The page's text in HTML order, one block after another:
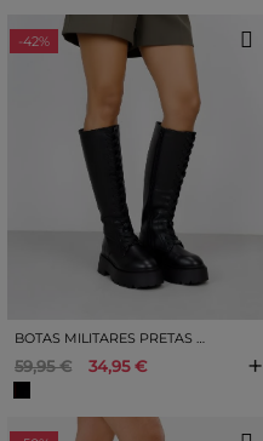
-42%
BOTAS MILITARES PRETAS COM CADARÇO E ZÍPER
59,95 € 34,95 € +